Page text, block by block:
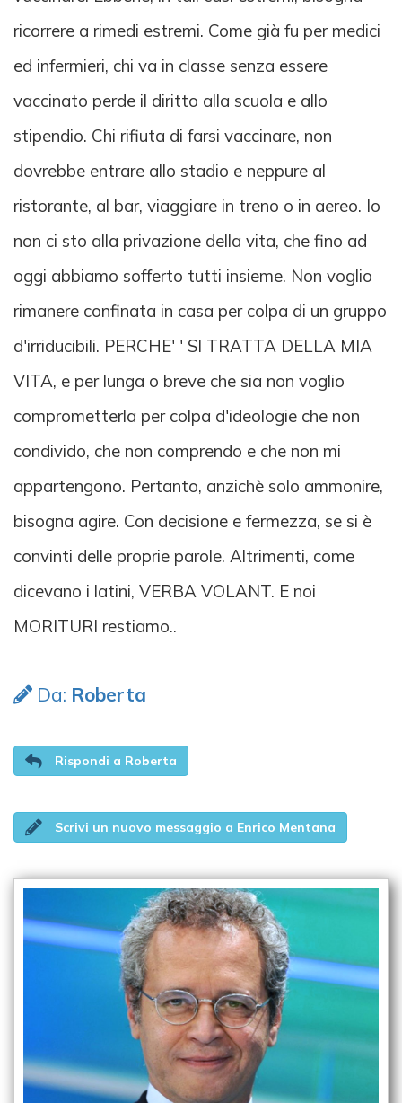
ricorrere a rimedi estremi. Come già fu per medici
ed infermieri, chi va in classe senza essere
vaccinato perde il diritto alla scuola e allo
stipendio. Chi rifiuta di farsi vaccinare, non
dovrebbe entrare allo stadio e neppure al
ristorante, al bar, viaggiare in treno o in aereo. Io
non ci sto alla privazione della vita, che fino ad
oggi abbiamo sofferto tutti insieme. Non voglio
rimanere confinata in casa per colpa di un gruppo
d'irriducibili. PERCHE' ' SI TRATTA DELLA MIA
VITA, e per lunga o breve che sia non voglio
comprometterla per colpa d'ideologie che non
condivido, che non comprendo e che non mi
appartengono. Pertanto, anzichè solo ammonire,
bisogna agire. Con decisione e fermezza, se si è
convinti delle proprie parole. Altrimenti, come
dicevano i latini, VERBA VOLANT. E noi
MORITURI restiamo..
Da: Roberta
Rispondi a Roberta
Scrivi un nuovo messaggio a Enrico Mentana